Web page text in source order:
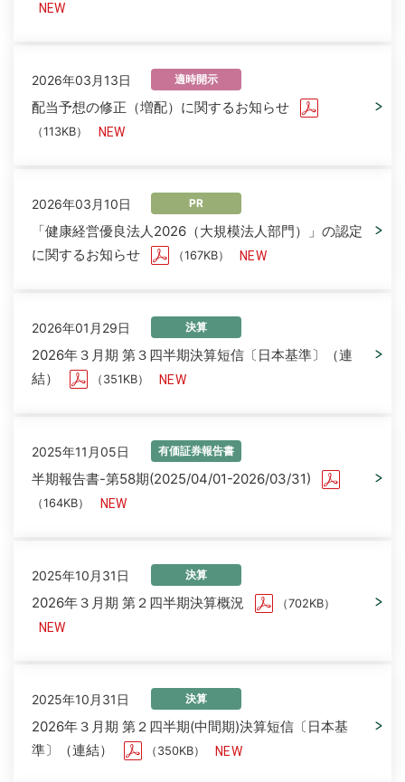
2026年03月13日 適時開示
配当予想の修正（増配）に関するお知らせ
（113KB）
2026年03月10日 PR
「健康経営優良法人2026（大規模法人部門）」の認定
に関するお知らせ
（167KB）
2026年01月29日 決算
2026年３月期 第３四半期決算短信〔日本基準〕（連
結）
（351KB）
2025年11月05日 有価証券報告書
半期報告書-第58期(2025/04/01-2026/03/31)
（164KB）
2025年10月31日 決算
2026年３月期 第２四半期決算概況 （702KB）
2025年10月31日 決算
2026年３月期 第２四半期(中間期)決算短信〔日本基
準〕（連結）
（350KB）